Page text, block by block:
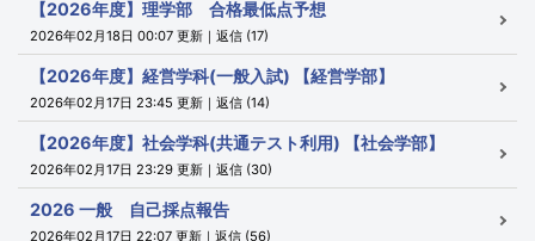
【2026年度】理学部 合格最低点予想
2026年02月18日 00:07 更新｜返信 (17)
【2026年度】経営学科(一般入試) 【経営学部】
2026年02月17日 23:45 更新｜返信 (14)
【2026年度】社会学科(共通テスト利用) 【社会学部】
2026年02月17日 23:29 更新｜返信 (30)
2026 一般 自己採点報告
2026年02月17日 22:07 更新｜返信 (56)